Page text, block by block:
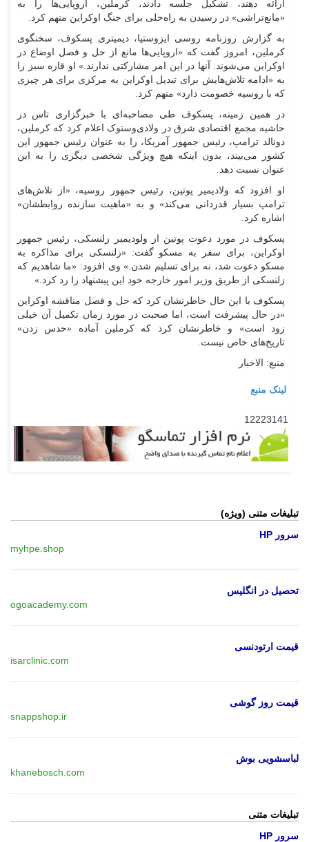
ارائه دهند، تشکیل جلسه دادند، کرملین، اروپایی‌ها را به
«مانع‌تراشی» در رسیدن به راه‌حلی برای جنگ اوکراین متهم کرد.
به گزارش روزنامه روسی ایزوستیا، دیمیتری پسکوف، سخنگوی
کرملین، امروز گفت که «اروپایی‌ها مانع از حل و فصل اوضاع در
اوکراین می‌شوند. آنها در این امر مشارکتی ندارند.» او قاره سبز را
به «ادامه تلاش‌هایش برای تبدیل اوکراین به مرکزی برای هر چیزی
که با روسیه خصومت دارد» متهم کرد.
در همین زمینه، پسکوف طی مصاحبه‌ای با خبرگزاری تاس در
حاشیه مجمع اقتصادی شرق در ولادی‌وستوک اعلام کرد که کرملین،
دونالد ترامپ، رئیس جمهور آمریکا، را به عنوان رئیس جمهور این
کشور می‌بیند، بدون اینکه هیچ ویژگی شخصی دیگری را به این
عنوان نسبت دهد.
او افزود که ولادیمیر پوتین، رئیس جمهور روسیه، «از تلاش‌های
ترامپ بسیار قدردانی می‌کند» و به «ماهیت سازنده روابطشان»
اشاره کرد.
پسکوف در مورد دعوت پوتین از ولودیمیر زلنسکی، رئیس جمهور
اوکراین، برای سفر به مسکو گفت: «زلنسکی برای مذاکره به
مسکو دعوت شد، نه برای تسلیم شدن.» وی افزود: «ما شاهدیم که
زلنسکی از طریق وزیر امور خارجه خود این پیشنهاد را رد کرد.»
پسکوف با این حال خاطرنشان کرد که حل و فصل مناقشه اوکراین
«در حال پیشرفت است، اما صحبت در مورد زمان تکمیل آن خیلی
زود است» و خاطرنشان کرد که کرملین آماده «حدس زدن»
تاریخ‌های خاص نیست.
منبع: الاخبار
لینک منبع
12223141
تبلیغات متنی (ویژه)
سرور HP
myhpe.shop
تحصیل در انگلیس
ogoacademy.com
قیمت ارتودنسی
isarclinic.com
قیمت روز گوشی
snappshop.ir
لباسشویی بوش
khanebosch.com
تبلیغات متنی
سرور HP